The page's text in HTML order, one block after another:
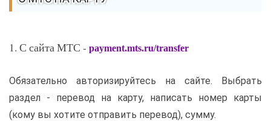
1. С сайта МТС - payment.mts.ru/transfer
Обязательно авторизируйтесь на сайте. Выбрать
раздел - перевод на карту, написать номер карты
(кому вы хотите отправить перевод), сумму.